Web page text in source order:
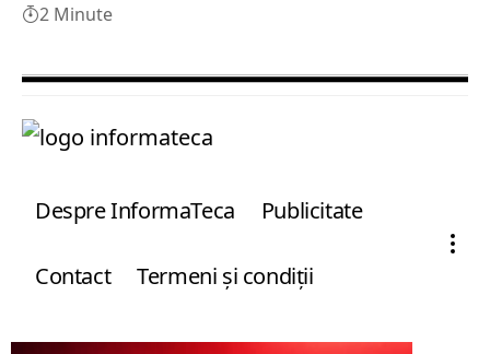
2 Minute
Despre InformaTeca Publicitate
Contact Termeni şi condiţii